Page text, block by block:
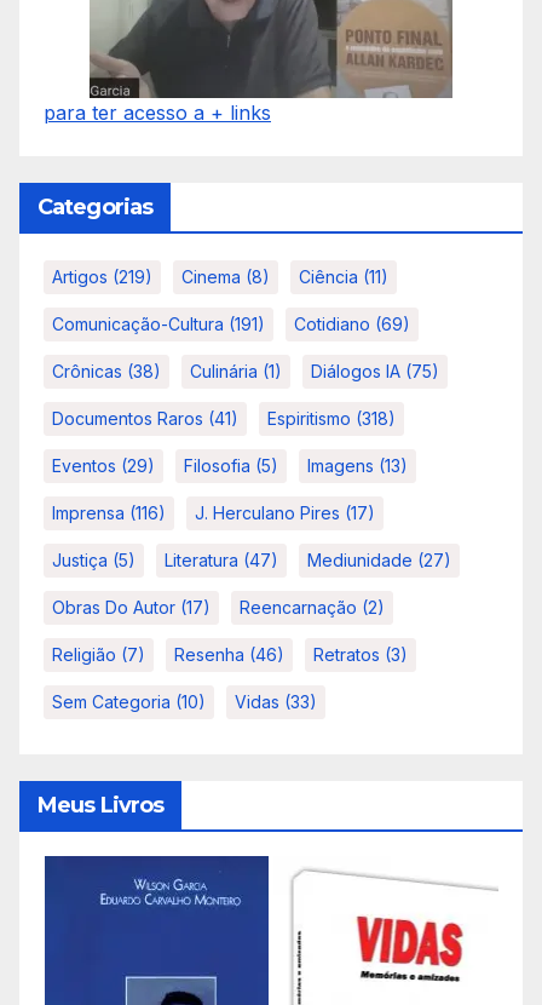
para ter acesso a + links
Categorias
Artigos (219) Cinema (8) Ciência (11)
Comunicação-Cultura (191) Cotidiano (69)
Crônicas (38) Culinária (1) Diálogos IA (75)
Documentos Raros (41) Espiritismo (318)
Eventos (29) Filosofia (5) Imagens (13)
Imprensa (116) J. Herculano Pires (17)
Justiça (5) Literatura (47) Mediunidade (27)
Obras Do Autor (17) Reencarnação (2)
Religião (7) Resenha (46) Retratos (3)
Sem Categoria (10) Vidas (33)
Meus Livros